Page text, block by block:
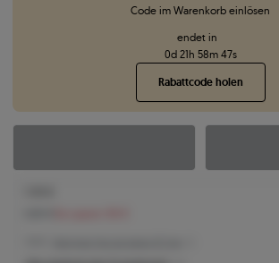
Code im Warenkorb einlösen
endet in
0d 21h 58m 46s
Rabattcode holen